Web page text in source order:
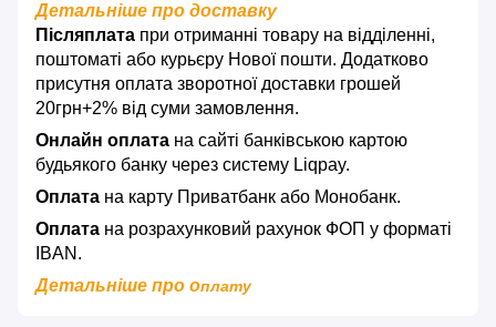
Детальніше про доставку
Післяплата при отриманні товару на відділенні,
поштоматі або курьєру Нової пошти. Додатково
присутня оплата зворотної доставки грошей
20грн+2% від суми замовлення.
Онлайн оплата на сайті банківською картою
будьякого банку через систему Liqpay.
Оплата на карту Приватбанк або Монобанк.
Оплата на розрахунковий рахунок ФОП у форматі
IBAN.
Детальніше про оплату